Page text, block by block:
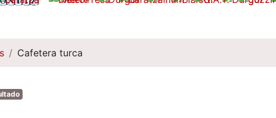
Cafetera turca